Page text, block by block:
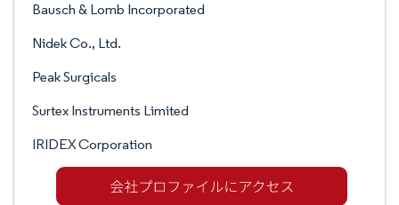
Bausch & Lomb Incorporated
Nidek Co., Ltd.
Peak Surgicals
Surtex Instruments Limited
IRIDEX Corporation